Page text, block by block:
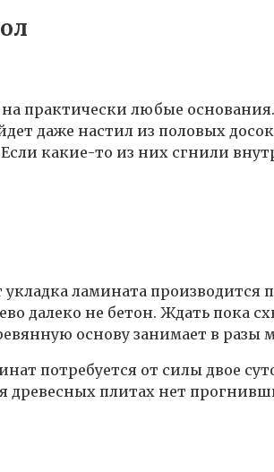
практически любые
даже настил из половых
какие-то из них сгнили
ламината
далеко не бетон. Ждать пока
основу занимает в разы
потребуется от силы двое
плитах нет